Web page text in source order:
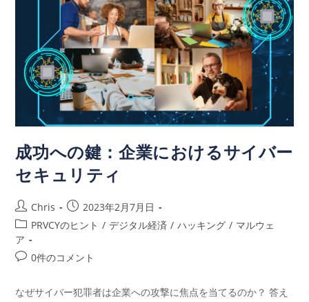
成功への鍵：企業におけるサイバー
セキュリティ
Chris
2023年2月7月日
PRVCYのヒント / デジタル経済 / ハッキング / マルウェ
ア
0件のコメント
なぜサイバー犯罪者は企業への攻撃に焦点を当てるのか？ 答え